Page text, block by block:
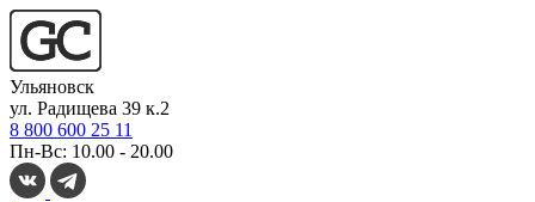
Ульяновск
ул. Радищева 39 к.2
8 800 600 25 11
Пн-Вс: 10.00 - 20.00